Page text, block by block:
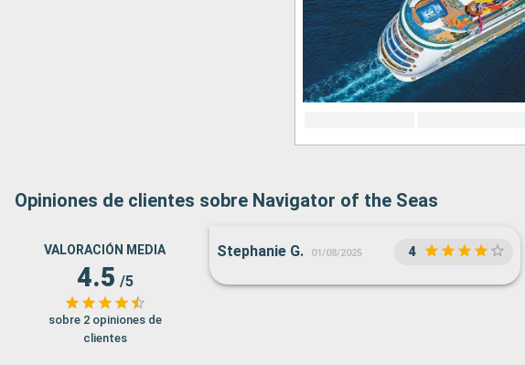
Opiniones de clientes sobre Navigator of the Seas
VALORACIÓN MEDIA
4.5 /5
sobre 2 opiniones de
clientes
Stephanie G. 01/08/2025 4